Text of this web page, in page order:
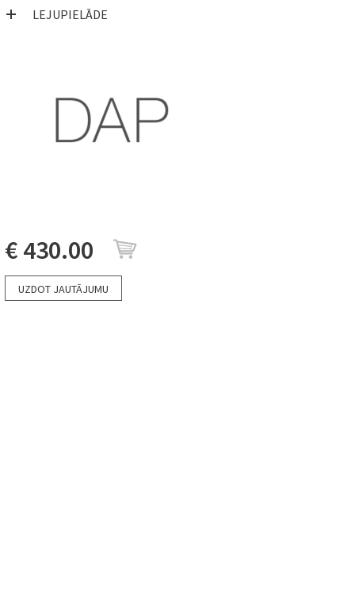
LEJUPIELĀDE
€ 430.00
UZDOT JAUTĀJUMU